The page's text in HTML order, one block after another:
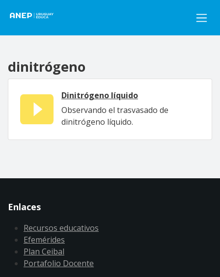
dinitrógeno
Dinitrógeno líquido
Observando el trasvasado de
dinitrógeno líquido.
Enlaces
Recursos educativos
Efemérides
Plan Ceibal
Portafolio Docente